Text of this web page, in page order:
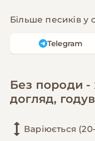
Більше песиків у
Telegram
Без породи -
догляд,
Варіюється